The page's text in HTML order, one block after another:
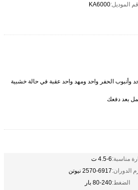
الموديل:KA6000
وأنبوب الحفر واحد ومهد واحد عقبة في حالة خشبية
مناسبة:4.5-6 ت
الدوران:2570-6917 نيوتن
الضغط:80-240 بار